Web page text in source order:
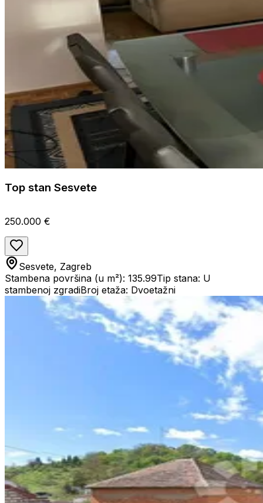
Top stan Sesvete
250.000 €
Sesvete, Zagreb
Stambena površina (u m²): 135.99Tip stana: U
stambenoj zgradiBroj etaža: Dvoetažni